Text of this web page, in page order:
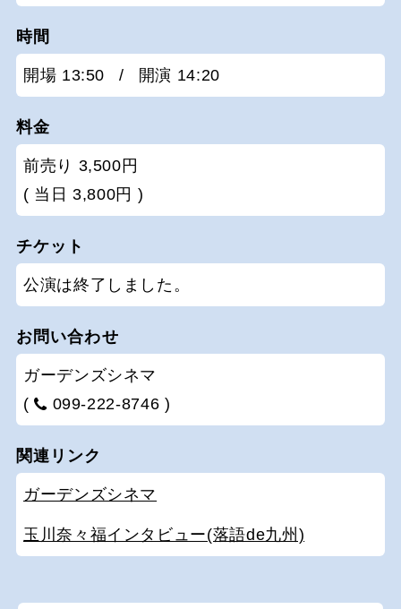
時間
開場 13:50 / 開演 14:20
料金
前売り 3,500円
( 当日 3,800円 )
チケット
公演は終了しました。
お問い合わせ
ガーデンズシネマ
(
099-222-8746 )
関連リンク
ガーデンズシネマ
玉川奈々福インタビュー(落語de九州)